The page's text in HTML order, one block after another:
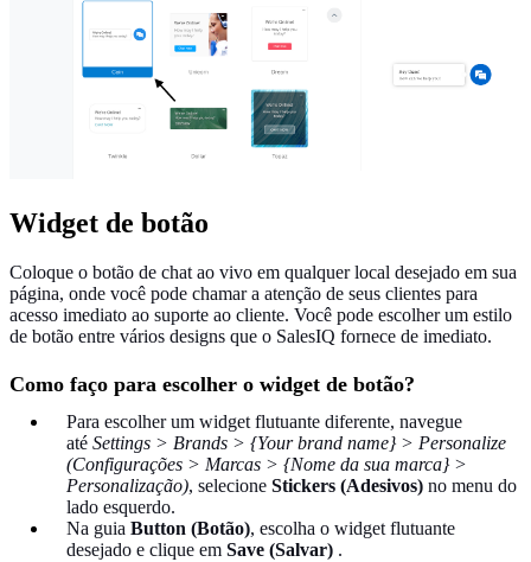
Widget de botão
Coloque o botão de chat ao vivo em qualquer local desejado em sua
página, onde você pode chamar a atenção de seus clientes para
acesso imediato ao suporte ao cliente. Você pode escolher um estilo
de botão entre vários designs que o SalesIQ fornece de imediato.
Como faço para escolher o widget de botão?
Para escolher um widget flutuante diferente, navegue
até Settings > Brands > {Your brand name}> Personalize
(Configurações > Marcas > {Nome da sua marca} >
Personalização), selecione Stickers (Adesivos) no menu do
lado esquerdo.
Na guia Button (Botão), escolha o widget flutuante
desejado e clique em Save (Salvar) .